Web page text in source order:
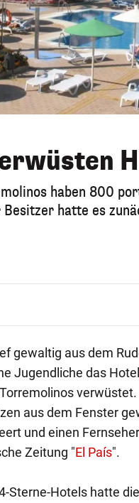
haben 800
hatte es
gewaltig aus dem
Jugendliche das
aus dem Fenster
und einen
Zeitung "El País".
Sterne-Hotels hatte